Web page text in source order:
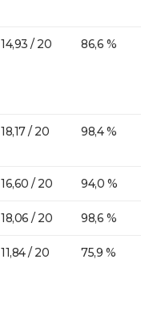
14,93 / 20 86,6 %
18,17 / 20 98,4 %
16,60 / 20 94,0 %
18,06 / 20 98,6 %
11,84 / 20 75,9 %